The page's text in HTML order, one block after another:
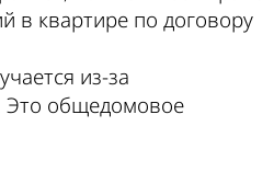
в квартире по договору
из-за
Это общедомовое